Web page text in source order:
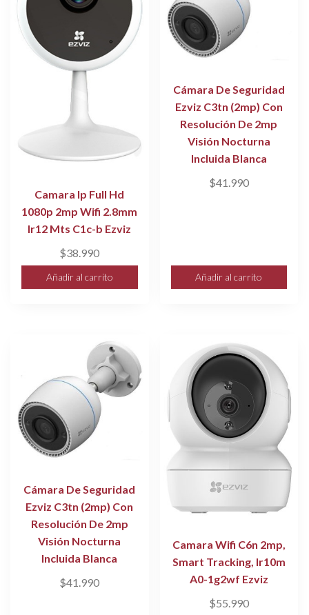
Camara Ip Full Hd
1080p 2mp Wifi 2.8mm
Ir12 Mts C1c-b Ezviz
$38.990
Añadir al carrito
Cámara De Seguridad
Ezviz C3tn (2mp) Con
Resolución De 2mp
Visión Nocturna
Incluida Blanca
$41.990
Añadir al carrito
Cámara De Seguridad
Ezviz C3tn (2mp) Con
Resolución De 2mp
Visión Nocturna
Incluida Blanca
$41.990
Camara Wifi C6n 2mp,
Smart Tracking, Ir10m
A0-1g2wf Ezviz
$55.990